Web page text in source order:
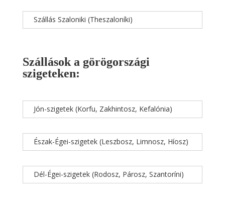
Szállás Szaloniki (Theszaloníki)
Szállások a görögországi
szigeteken:
Jón-szigetek (Korfu, Zakhintosz, Kefalónia)
Észak-Égei-szigetek (Leszbosz, Limnosz, Híosz)
Dél-Égei-szigetek (Rodosz, Párosz, Szantoríni)